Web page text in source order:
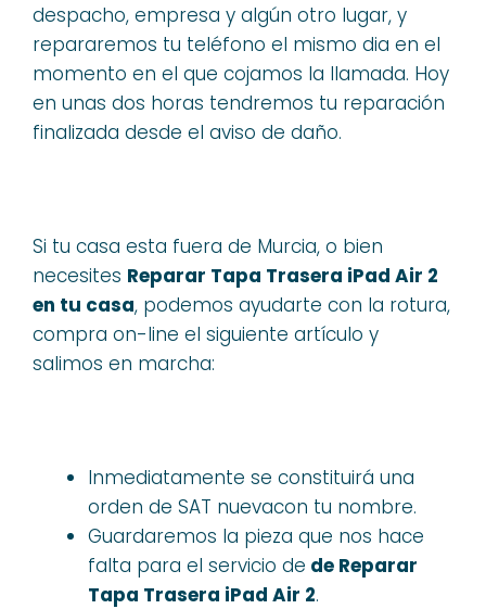
despacho, empresa y algún otro lugar, y
repararemos tu teléfono el mismo dia en el
momento en el que cojamos la llamada. Hoy
en unas dos horas tendremos tu reparación
finalizada desde el aviso de daño.
Si tu casa esta fuera de Murcia, o bien
necesites Reparar Tapa Trasera iPad Air 2
en tu casa, podemos ayudarte con la rotura,
compra on-line el siguiente artículo y
salimos en marcha:
Inmediatamente se constituirá una
orden de SAT nuevacon tu nombre.
Guardaremos la pieza que nos hace
falta para el servicio de de Reparar
Tapa Trasera iPad Air 2.